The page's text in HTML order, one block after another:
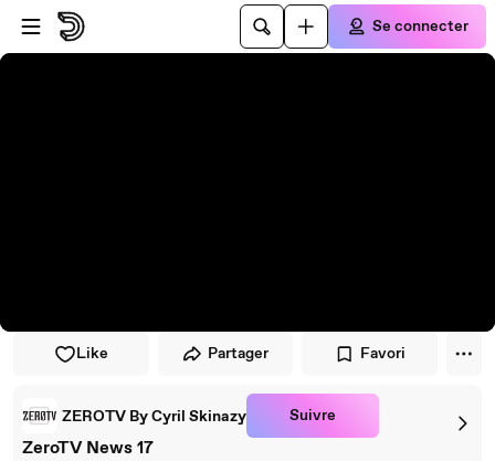
Passer au player
Passer au contenu principal
Se connecter
Like Partager Favori
ZEROTV By Cyril Skinazy Suivre
ZeroTV News 17